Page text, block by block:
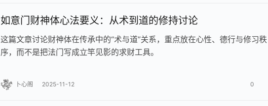
如意门财神体心法要义：从术到道的修持讨论
这篇文章讨论财神体在传承中的“术与道”关系，重点放在心性、德行与修习秩
序，而不是把法门写成立竿见影的求财工具。
卜心阁 2025-11-12 0